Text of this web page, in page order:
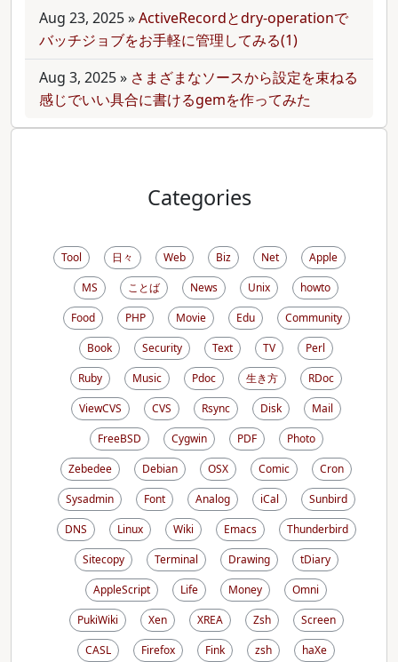
Aug 23, 2025»ActiveRecordとdry-operationで
バッチジョブをお手軽に管理してみる(1)
Aug 3, 2025» さまざまなソースから設定を束ねる
感じでいい具合に書けるgemを作ってみた
Categories
Tool 日々 Web Biz Net
Apple
MS
ことば News Unix
howto
Food
PHP Movie Edu
Community
Book
Security Text TV
Perl
Ruby
Music Pdoc 生き方
RDoc
ViewCVS
CVS Rsync Disk
Mail
FreeBSD
Cygwin PDF
Photo
Zebedee
Debian OSX Comic
Cron
Sysadmin
Font Analog iCal
Sunbird
DNS
Linux Wiki Emacs
Thunderbird
Sitecopy
Terminal Drawing
tDiary
AppleScript
Life Money
Omni
PukiWiki
Xen XREA Zsh
Screen
CASL
Firefox Fink zsh
haXe